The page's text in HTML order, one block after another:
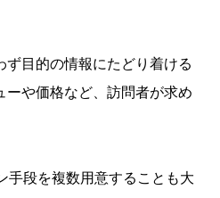
目的の情報にたどり着ける
や価格など、訪問者が求め
手段を複数用意することも大